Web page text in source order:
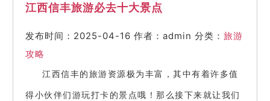
江西信丰旅游必去十大景点
发布时间：2025-04-16 作者：admin 分类： 旅游
攻略
江西信丰的旅游资源极为丰富，其中有着许多值
得小伙伴们游玩打卡的景点哦！那么接下来就让我们